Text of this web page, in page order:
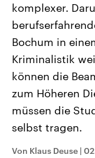
Landtagswahl
2026
Alle Informationen
Sachsen-Anhalt
September 2026
Landtag. Seit 2021
Bundesland von
Umfragen,
Wahlprogramme,
und Hintergründe zu
und Kandidaten der
Wahl.
Sendungen
komplexer.
Bochum in
Kriminalistik
können die
zum Höheren
müssen die
selbst tragen.
Von Klaus Deuse |